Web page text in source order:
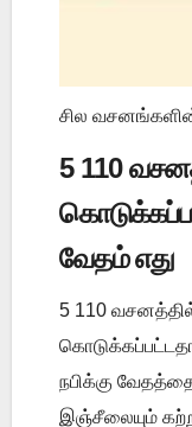
சில
5 110
வேதம் எது
5 110
நபிக்கு
இஞ்சீலையும்